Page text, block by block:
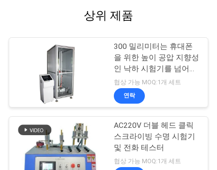
상위 제품
300 밀리미터는 휴대폰
을 위한 높이 공압 지향성
인 낙하 시험기를 넘어뜨
립니다
협상 가능 MOQ:1개 세트
연락
AC220V 더블 헤드 클릭
스크라이빙 수명 시험기
및 전화 테스터
협상 가능 MOQ:1개 세트